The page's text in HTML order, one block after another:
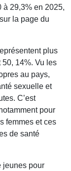
à 29,3% en 2025,
la page du
plus
14%. Vu les
au pays,
sexuelle et
C’est
pour
femmes et ces
de santé
jeunes pour